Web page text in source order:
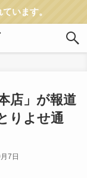
います。
店」が報道
りよせ通
7日